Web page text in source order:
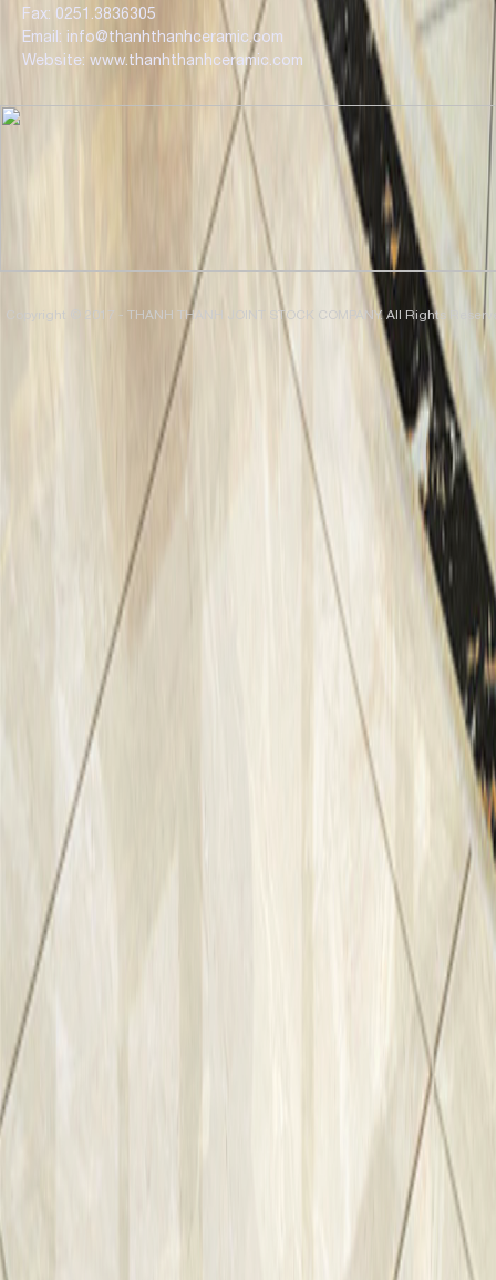
Fax: 0251.3836305
Email: info@thanhthanhceramic.com
Website: www.thanhthanhceramic.com
Copyright © 2017 - THANH THANH JOINT STOCK COMPANY. All Rights